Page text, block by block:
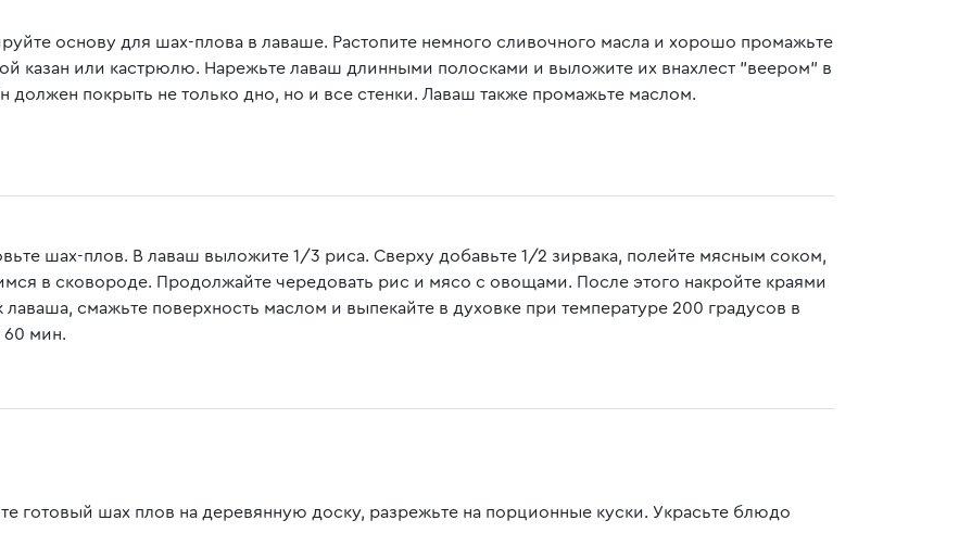
основу для шах-плова в лаваше. Растопите немного сливочного масла и хорошо промажьте
казан или кастрюлю. Нарежьте лаваш длинными полосками и выложите их внахлест "веером" в
должен покрыть не только дно, но и все стенки. Лаваш также промажьте маслом.
шах-плов. В лаваш выложите 1/3 риса. Сверху добавьте 1/2 зирвака, полейте мясным соком,
в сковороде. Продолжайте чередовать рис и мясо с овощами. После этого накройте краями
лаваша, смажьте поверхность маслом и выпекайте в духовке при температуре 200 градусов в
60 мин.
готовый шах плов на деревянную доску, разрежьте на порционные куски. Украсьте блюдо